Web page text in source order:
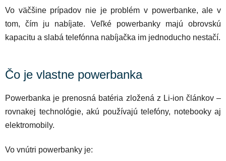
Vo väčšine prípadov nie je problém v powerbanke, ale v
tom, čím ju nabíjate. Veľké powerbanky majú obrovskú
kapacitu a slabá telefónna nabíjačka im jednoducho nestačí.
Čo je vlastne powerbanka
Powerbanka je prenosná batéria zložená z Li-ion článkov –
rovnakej technológie, akú používajú telefóny, notebooky aj
elektromobily.
Vo vnútri powerbanky je: